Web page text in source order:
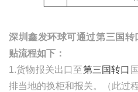
深圳鑫发环球可通过第三国
贴流程如下：
1.货物报关出口至第三国转口
排当地的换柜和报关。（此过